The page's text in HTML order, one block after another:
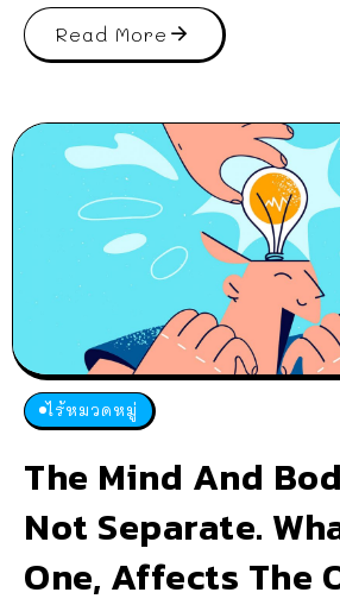
Read More
ไร้หมวดหมู่
The Mind And
Not Separate.
One, Affects The